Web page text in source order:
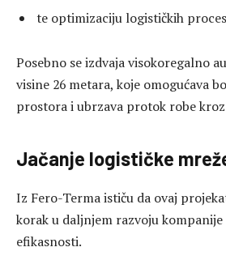
te optimizaciju logističkih
Posebno se izdvaja visokoregalno
visine 26 metara, koje omogućava
prostora i ubrzava protok robe
Jačanje logističke
Iz Fero-Terma ističu da ovaj
korak u daljnjem razvoju
efikasnosti.